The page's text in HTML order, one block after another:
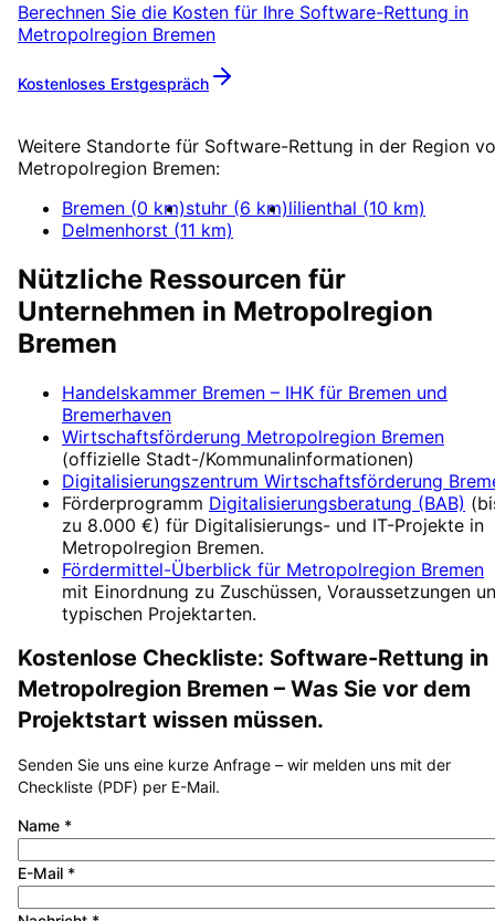
Berechnen Sie die Kosten für Ihre Software-Rettung in
Metropolregion Bremen
Kostenloses Erstgespräch
Weitere Standorte für Software-Rettung in der Region
Metropolregion Bremen:
Bremen (0 km)stuhr (6 km)lilienthal (10 km)
Delmenhorst (11 km)
Nützliche Ressourcen für
Unternehmen in Metropolregion
Bremen
Handelskammer Bremen – IHK für Bremen und
Bremerhaven
Wirtschaftsförderung Metropolregion Bremen
(offizielle Stadt-/Kommunalinformationen)
Digitalisierungszentrum Wirtschaftsförderung
Förderprogramm Digitalisierungsberatung (BAB) (
zu 8.000 €) für Digitalisierungs- und IT-Projekte in
Metropolregion Bremen.
Fördermittel-Überblick für Metropolregion Bremen
mit Einordnung zu Zuschüssen, Voraussetzungen
typischen Projektarten.
Kostenlose Checkliste: Software-Rettung in
Metropolregion Bremen – Was Sie vor dem
Projektstart wissen müssen.
Senden Sie uns eine kurze Anfrage – wir melden uns mit der
Checkliste (PDF) per E-Mail.
Name *
E-Mail *